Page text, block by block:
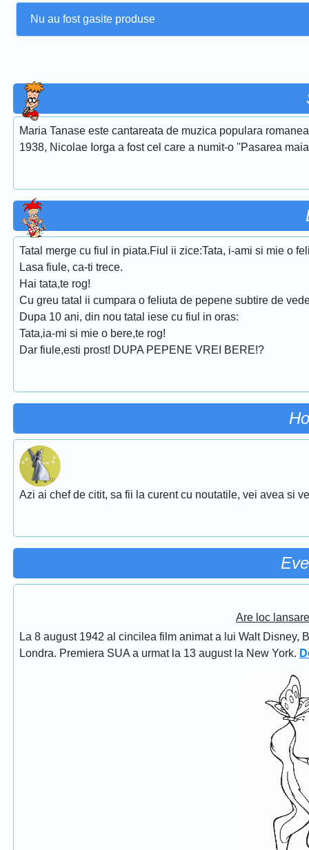
Nu au fost gasite produse
Maria Tanase este cantareata de muzica populara
1938, Nicolae Iorga a fost cel care a numit-o ''Pasarea
Tatal merge cu fiul in piata.Fiul ii zice:Tata, i-ami si mie o
Lasa fiule, ca-ti trece.
Hai tata,te rog!
Cu greu tatal ii cumpara o feliuta de pepene subtire de
Dupa 10 ani, din nou tatal iese cu fiul in oras:
Tata,ia-mi si mie o bere,te rog!
Dar fiule,esti prost! DUPA PEPENE VREI BERE!?
Azi ai chef de citit, sa fii la curent cu noutatile, vei avea si
Are loc
La 8 august 1942 al cincilea film animat a lui Walt
Londra. Premiera SUA a urmat la 13 august la New York.